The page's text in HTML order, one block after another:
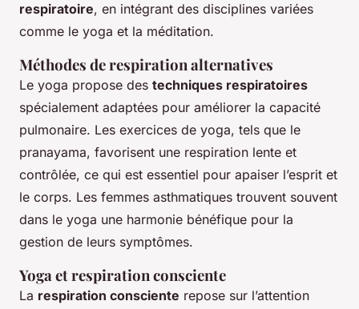
respiratoire, en intégrant des disciplines variées
comme le yoga et la méditation.
Méthodes de respiration alternatives
Le yoga propose des techniques respiratoires
spécialement adaptées pour améliorer la capacité
pulmonaire. Les exercices de yoga, tels que le
pranayama, favorisent une respiration lente et
contrôlée, ce qui est essentiel pour apaiser l’esprit et
le corps. Les femmes asthmatiques trouvent souvent
dans le yoga une harmonie bénéfique pour la
gestion de leurs symptômes.
Yoga et respiration consciente
La respiration consciente repose sur l’attention